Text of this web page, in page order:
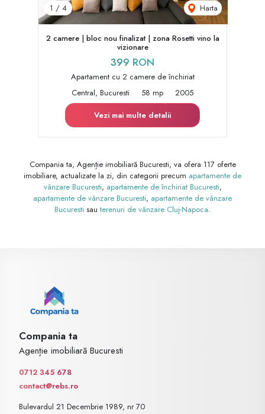
1 / 4 Harta
2 camere | bloc nou finalizat | zona Rosetti vino la
vizionare
399 RON
Apartament cu 2 camere de închiriat
Central, Bucuresti
58 mp
2005
Vezi mai multe detalii
Compania ta, Agenție imobiliară Bucuresti, va ofera 117 oferte
imobiliare, actualizate la zi, din categorii precum apartamente de
vânzare Bucuresti, apartamente de închiriat Bucuresti,
apartamente de vânzare Bucuresti, apartamente de vânzare
Bucuresti sau terenuri de vânzare Cluj-Napoca.
Compania ta
Agenție imobiliară Bucuresti
0712 345 678
contact@rebs.ro
Bulevardul 21 Decembrie 1989, nr 70